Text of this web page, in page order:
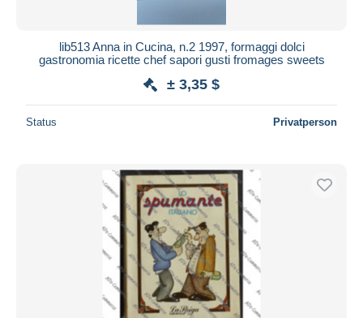
lib513 Anna in Cucina, n.2 1997, formaggi dolci
gastronomia ricette chef sapori gusti fromages sweets
± 3,35 $
Status Privatperson